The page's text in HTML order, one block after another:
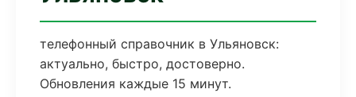
телефонный справочник в Ульяновск:
актуально, быстро, достоверно.
Обновления каждые 15 минут.